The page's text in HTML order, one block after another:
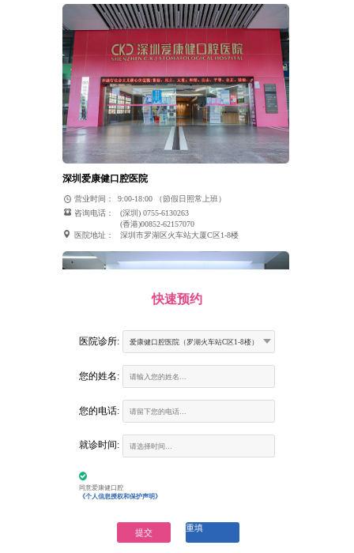
深圳爱康健口腔医院
营业时间：
9:00-18:00 （節假日照常上班）
咨询电话：
(深圳) 0755-6130263
(香港)00852-62157070
医院地址：
深圳市罗湖区火车站大厦C区1-8楼
富康口腔门诊部
营业时间： 9:00-18:00 （節假日照常上班）
(深圳) 0755-6130263
医院地址：
店二楼、罗湖地铁站D出口垂直电梯3楼）
快速预约
医院诊所: 爱康健口腔医院（罗湖火车站C区1-8楼）
您的姓名:
您的电话:
就诊时间:
同意爱康健口腔
《个人信息授权和保护声明》
提交 重填